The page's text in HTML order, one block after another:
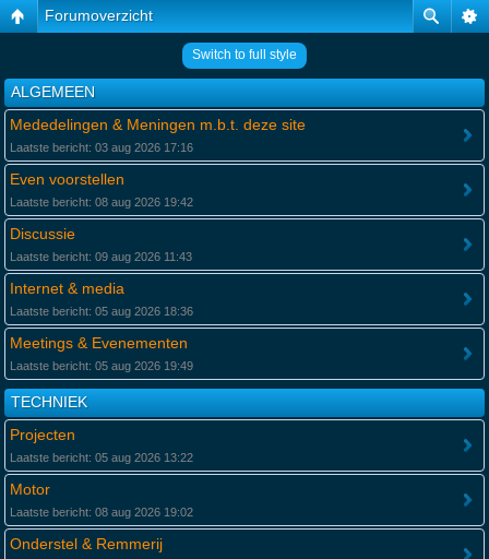
Forumoverzicht
Switch to full style
ALGEMEEN
Mededelingen & Meningen m.b.t. deze site
Laatste bericht: 03 aug 2026 17:16
Even voorstellen
Laatste bericht: 08 aug 2026 19:42
Discussie
Laatste bericht: 09 aug 2026 11:43
Internet & media
Laatste bericht: 05 aug 2026 18:36
Meetings & Evenementen
Laatste bericht: 05 aug 2026 19:49
TECHNIEK
Projecten
Laatste bericht: 05 aug 2026 13:22
Motor
Laatste bericht: 08 aug 2026 19:02
Onderstel & Remmerij